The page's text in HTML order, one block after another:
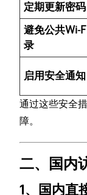
定期更新密码
避免公共Wi-
录
启用安全通知
通过这些安全
障。
二、国内
1、国内直